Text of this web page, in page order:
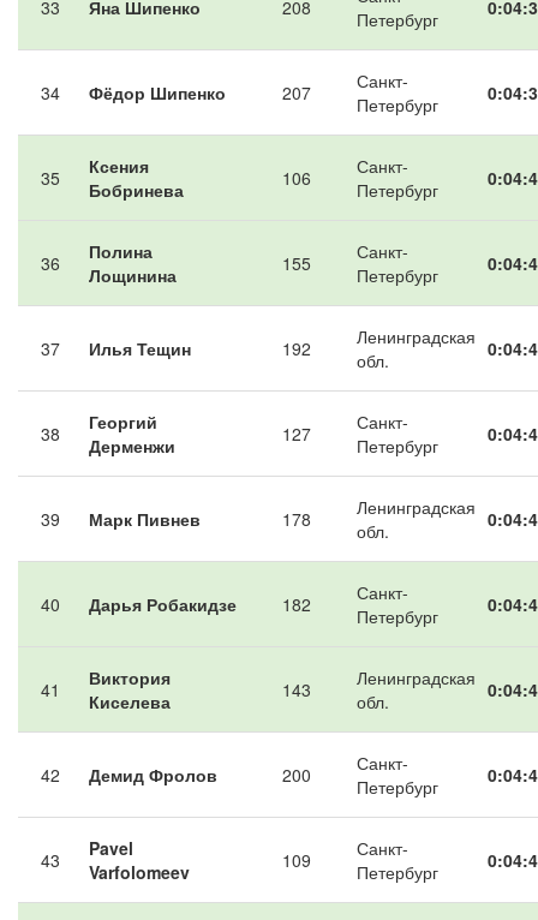
33 Яна Шипенко 208
Петербург
34 Фёдор Шипенко 207
Санкт-
Петербург
35
Ксения
Бобринева
106
Санкт-
Петербург
36
Полина
Лощинина
155
Санкт-
Петербург
37 Илья Тещин 192
Ленинградская
обл.
38
Георгий
Дерменжи
127
Санкт-
Петербург
39 Марк Пивнев 178
Ленинградская
обл.
40 Дарья Робакидзе 182
Санкт-
Петербург
41
Виктория
Киселева
143
Ленинградская
обл.
42 Демид Фролов 200
Санкт-
Петербург
43
Pavel
Varfolomeev
109
Санкт-
Петербург